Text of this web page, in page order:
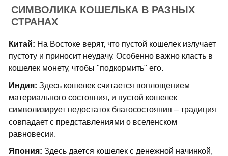
СИМВОЛИКА КОШЕЛЬКА В РАЗНЫХ
СТРАНАХ
Китай: На Востоке верят, что пустой кошелек излучает
пустоту и приносит неудачу. Особенно важно класть в
кошелек монету, чтобы "подкормить" его.
Индия: Здесь кошелек считается воплощением
материального состояния, и пустой кошелек
символизирует недостаток благосостояния – традиция
совпадает с представлениями о вселенском
равновесии.
Япония: Здесь дается кошелек с денежной начинкой,